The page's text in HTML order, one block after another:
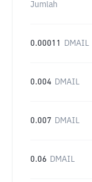
Jumlah
0.00011 DMAIL
0.004 DMAIL
0.007 DMAIL
0.06 DMAIL